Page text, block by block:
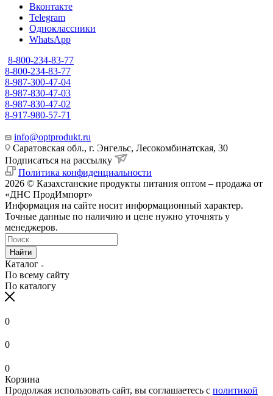
Вконтакте
Telegram
Одноклассники
WhatsApp
8-800-234-83-77
8-800-234-83-77
8-987-300-47-04
8-987-830-47-03
8-987-830-47-02
8-917-980-57-71
info@optprodukt.ru
Саратовская обл., г. Энгельс, Лесокомбинатская, 30
Подписаться на рассылку
Политика конфиденциальности
2026 © Казахстанские продукты питания оптом – продажа от
«ДНС ПродИмпорт»
Информация на сайте носит информационный характер.
Точные данные по наличию и цене нужно уточнять у
менеджеров.
Найти
Каталог
По всему сайту
По каталогу
0
0
0
Корзина
Продолжая использовать сайт, вы соглашаетесь с политикой